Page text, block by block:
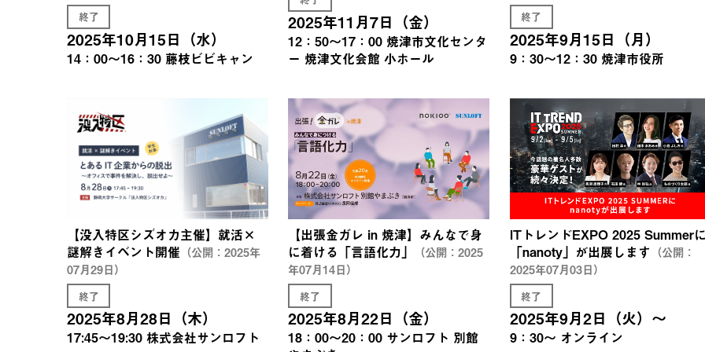
終了
2025年10月15日（水）
14：00～16：30 藤枝ビビキャン
2025年11月7日（金）
12：50～17：00 焼津市文化センタ
ー 焼津文化会館 小ホール
終了
2025年9月15日（月）
9：30～12：30 焼津市役所
【没入特区シズオカ主催】就活×
謎解きイベント開催 （公開：2025年
07月29日）
終了
2025年8月28日（木）
17:45～19:30 株式会社サンロフト
【出張金ガレ in 焼津】みんなで身
に着ける「言語化力」
（公開：2025
年07月14日）
終了
2025年8月22日（金）
18：00～20：00 サンロフト 別館
ITトレンドEXPO 2025 Summer
「nanoty」が出展します （公開：
2025年07月03日）
終了
2025年9月2日（火）～
9：30～ オンライン